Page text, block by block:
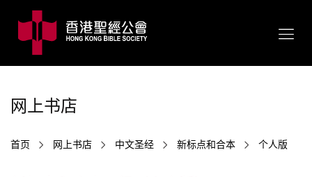
网上书店
首页 网上书店 中文圣经 新标点和合本 个人版